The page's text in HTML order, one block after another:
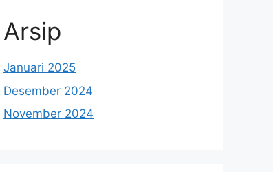
Arsip
Januari 2025
Desember 2024
November 2024